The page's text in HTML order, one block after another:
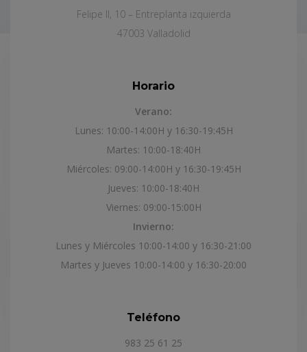
Felipe II, 10 – Entreplanta izquierda
47003 Valladolid
Horario
Verano:
Lunes: 10:00-14:00H y 16:30-19:45H
Martes: 10:00-18:40H
Miércoles: 09:00-14:00H y 16:30-19:45H
Jueves: 10:00-18:40H
Viernes: 09:00-15:00H
Invierno:
Lunes y Miércoles 10:00-14:00 y 16:30-21:00
Martes y Jueves 10:00-14:00 y 16:30-20:00
Teléfono
983 25 61 25